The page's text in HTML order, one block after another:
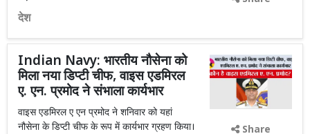
देश
Indian Navy: भारतीय नौसेना को
मिला नया डिप्टी चीफ, वाइस एडमिरल
ए. एन. प्रमोद ने संभाला कार्यभार
वाइस एडमिरल ए एन प्रमोद ने शनिवार को यहां
नौसेना के डिप्टी चीफ के रूप में कार्यभार ग्रहण किया।
Share